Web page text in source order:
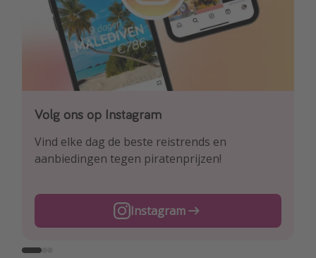
Volg ons op Instagram
Vind elke dag de beste reistrends en
aanbiedingen tegen piratenprijzen!
Instagram
Volg ons op Facebook
Ontdek onze dagelijkse reis- en
vluchtaanbiedingen tegen piratenprijzen!
Facebook
Volg ons op TikTok
Voor de heetste deals en beste reis-hacks!
TikTok